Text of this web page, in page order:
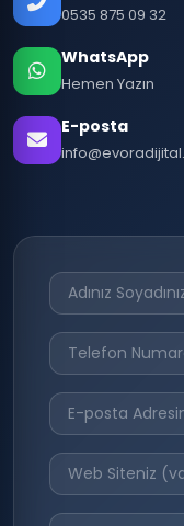
0535 875 09 32
WhatsApp
Hemen Yazın
E-posta